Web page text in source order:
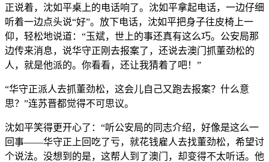
正说着，沈如平桌上的电话响了。沈如平拿起电话，一边仔细
听着一边点头说“好”。放下电话，沈如平把身子往皮椅上一
仰，轻松地说道：“玉斌，世上的事还真有这么巧。公安局那
边传来消息，说华守正刚去报案了，还说去澳门抓董劲松的
人，就是他派的。你看看，还让我猜着了吧！”
“华守正派人去抓董劲松，这会儿自己又跑去报案？什么意
思？”连苏晋都觉得不可思议。
沈如平笑得更开心了：“听公安局的同志介绍，好像是这么一
回事——华守正上回吃了亏，就花钱雇人去找董劲松，希望讨
个说法。没想到的是，这帮人到了澳门，却变得不太听话。他